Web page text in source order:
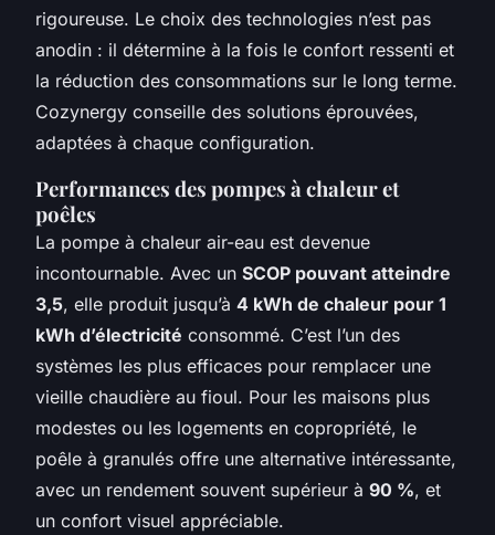
rigoureuse. Le choix des technologies n’est pas
anodin : il détermine à la fois le confort ressenti et
la réduction des consommations sur le long terme.
Cozynergy conseille des solutions éprouvées,
adaptées à chaque configuration.
Performances des pompes à chaleur et
poêles
La pompe à chaleur air-eau est devenue
incontournable. Avec un SCOP pouvant atteindre
3,5, elle produit jusqu’à 4 kWh de chaleur pour 1
kWh d’électricité consommé. C’est l’un des
systèmes les plus efficaces pour remplacer une
vieille chaudière au fioul. Pour les maisons plus
modestes ou les logements en copropriété, le
poêle à granulés offre une alternative intéressante,
avec un rendement souvent supérieur à 90 %, et
un confort visuel appréciable.